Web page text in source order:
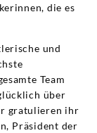
die es
und
Team
über
gratulieren ihr
Präsident der